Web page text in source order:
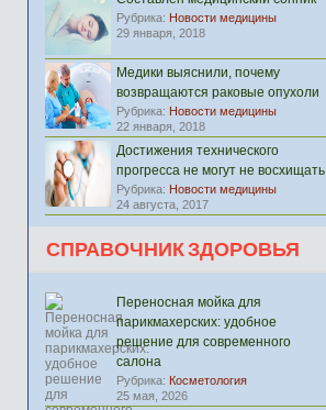
Рубрика: Новости медицины
29 января, 2018
Медики выяснили, почему
возвращаются раковые опухоли
Рубрика: Новости медицины
22 января, 2018
Достижения технического
прогресса не могут не восхищать
Рубрика: Новости медицины
24 августа, 2017
СПРАВОЧНИК ЗДОРОВЬЯ
Переносная мойка для
парикмахерских: удобное
решение для современного
салона
Рубрика: Косметология
25 мая, 2026